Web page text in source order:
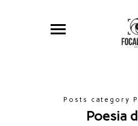
Posts category
Poesia